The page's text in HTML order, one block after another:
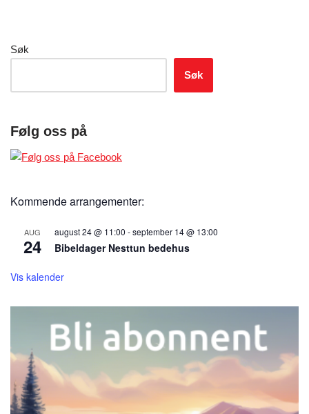
Søk
Søk
Følg oss på
Kommende arrangementer:
AUG
24
august 24 @ 11:00 -september 14 @ 13:00
Bibeldager Nesttun bedehus
Vis kalender